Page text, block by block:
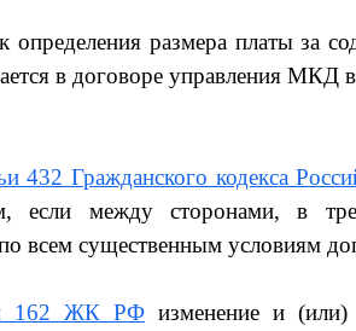
размера платы за
в договоре управления МКД в
432 Гражданского кодекса
если между сторонами, в
всем существенным условиям
162 ЖК РФ изменение и